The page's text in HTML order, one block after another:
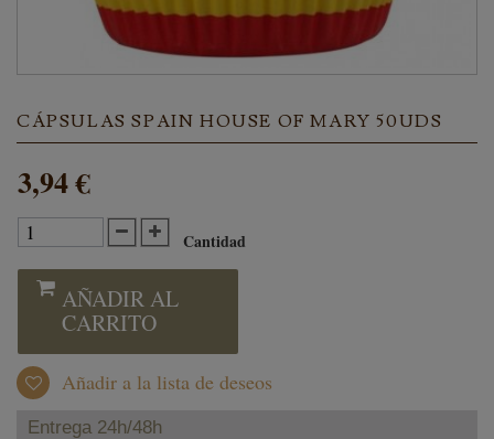
CÁPSULAS SPAIN HOUSE OF MARY 50UDS
3,94 €
Cantidad
AÑADIR AL
CARRITO
Añadir a la lista de deseos
Entrega 24h/48h